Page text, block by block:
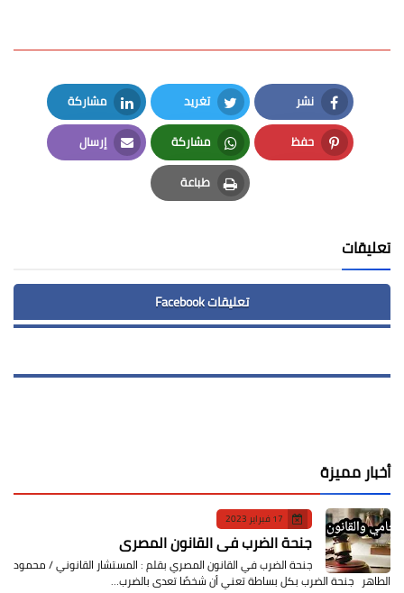
نشر
Facebook
تغريد
Twitter
مشاركة
LinkedIn
حفظ
Pinterest
مشاركة
Whatsapp
إرسال
Email
طباعة
Print
تعليقات
تعليقات Facebook
أخبار مميزة
17 فبراير 2023
جنحة الضرب في القانون المصري
جنحة الضرب في القانون المصري بقلم : المستشار القانوني / محمود
الطاهر جنحة الضرب بكل بساطة تعني أن شخصًا تعدى بالضرب…